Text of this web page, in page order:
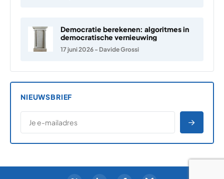
Democratie berekenen: algoritmes in
democratische vernieuwing
17 juni 2026 - Davide Grossi
NIEUWSBRIEF
E-MAILADRES
*